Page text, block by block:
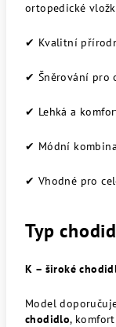
ortopedické
✔ Kvalitní
✔ Šněrování pro
✔ Lehká a
✔ Módní
✔ Vhodné pro
Typ
K – široké
Model
chodidlo,